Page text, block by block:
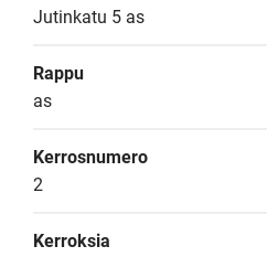
Jutinkatu 5 as
Rappu
as
Kerrosnumero
2
Kerroksia